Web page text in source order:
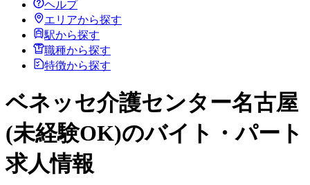
ヘルプ
エリアから探す
駅から探す
職種から探す
特徴から探す
ベネッセ介護センター名古屋
(未経験OK)のバイト・パート
求人情報